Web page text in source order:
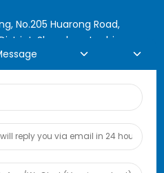
No.205 Huarong Road,
Shenzhen, Lachin